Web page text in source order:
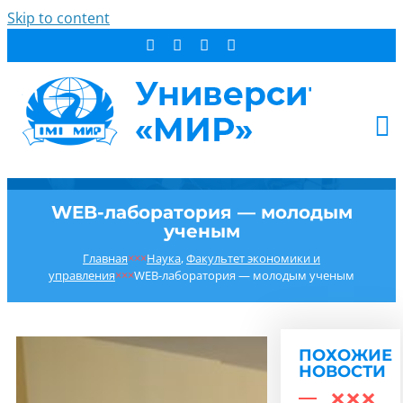
Skip to content
АБИТУРИЕНТУ
СТУДЕНТУ
ОБ УНИВЕРСИТЕТЕ
НОВОСТИ
WEB-лаборатория — молодым
ученым
Главная×××Наука,Факультет экономики и
управления×××WEB-лаборатория — молодым ученым
ПОХОЖИЕ
НОВОСТИ